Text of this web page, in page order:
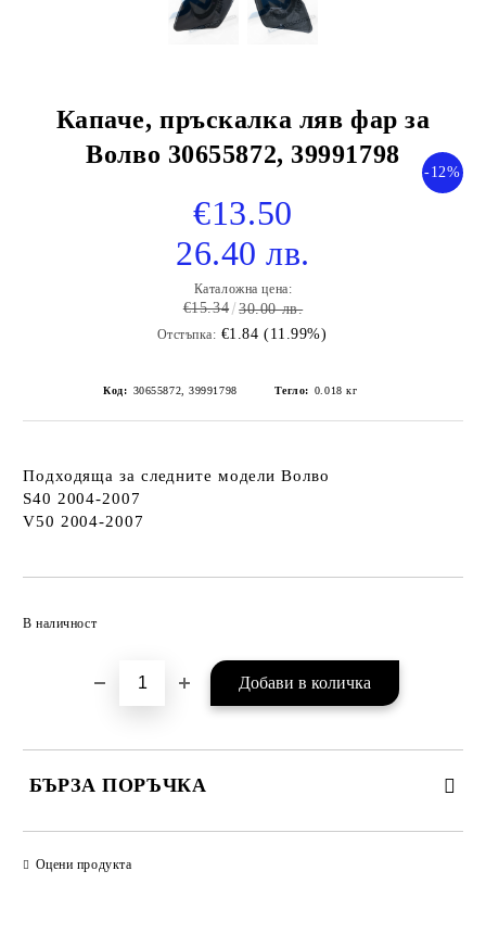
Капаче, пръскалка ляв фар за
Волво 30655872, 39991798
-12%
€13.50
26.40 лв.
Каталожна цена:
€15.34 30.00 лв.
Отстъпка: €1.84 (11.99%)
Код: 30655872, 39991798 Тегло: 0.018 кг
Подходяща за следните модели Волво
S40 2004-2007
V50 2004-2007
В наличност
БЪРЗА ПОРЪЧКА
Оцени продукта